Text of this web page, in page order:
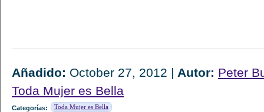
Añadido: October 27, 2012 | Autor: Peter
Toda Mujer es Bella
Categorías: Toda Mujer es Bella